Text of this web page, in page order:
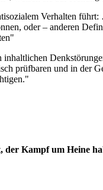
Verhalten
oder – anderen
prüfbaren und in der
Kampf um Heine